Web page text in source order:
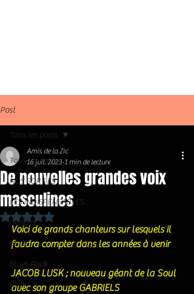
Post
Tous les posts
NOS SORTIES
LES INDISPENSABLES
Général
Blues
Blues Rock
Rock
Tous les posts
De nouvelles grandes voix
masculines
Amis de la Zic
16 juil. 2023 1 min de lecture
Noté NaN étoiles sur 5.
Voici de grands chanteurs sur lesquels il
faudra compter dans les années à venir
JACOB LUSK ; nouveau géant de la Soul
avec son groupe GABRIELS